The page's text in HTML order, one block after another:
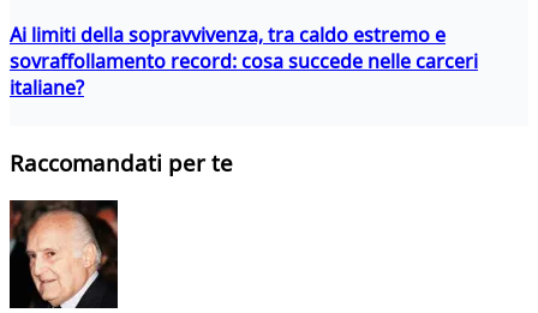
Ai limiti della sopravvivenza, tra caldo estremo e
sovraffollamento record: cosa succede nelle carceri
italiane?
Raccomandati per te